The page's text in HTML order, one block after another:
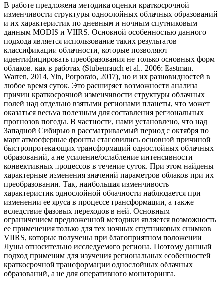
В работе предложена методика оценки краткосрочной
изменчивости структуры однослойных облачных образований
и их характеристик по дневным и ночным спутниковым
данным MODIS и VIIRS. Основной особенностью данного
подхода является использование таких результатов
классификации облачности, которые позволяют
идентифицировать преобразования не только основных форм
облаков, как в работах (Stubenrauch et al., 2006; Eastman,
Warren, 2014, Yin, Porporato, 2017), но и их разновидностей в
любое время суток. Это расширяет возможности анализа
причин краткосрочной изменчивости структуры облачных
полей над отдельно взятыми регионами планеты, что может
оказаться весьма полезным для составления региональных
прогнозов погоды. В частности, нами установлено, что над
Западной Сибирью в рассматриваемый период с октября по
март атмосферные фронты становились основной причиной
быстропротекающих трансформаций однослойных облачных
образований, а не усиление/ослабление интенсивности
конвективных процессов в течение суток. При этом найдены
характерные изменения значений параметров облаков при их
преобразовании. Так, наибольшая изменчивость
характеристик однослойной облачности наблюдается при
изменении ее яруса в процессе трансформации, а также
вследствие фазовых переходов в ней. Основным
ограничением предложенной методики является возможность
ее применения только для тех ночных спутниковых снимков
VIIRS, которые получены при благоприятном положении
Луны относительно исследуемого региона. Поэтому данный
подход применим для изучения региональных особенностей
краткосрочной трансформации однослойных облачных
образований, а не для оперативного мониторинга.